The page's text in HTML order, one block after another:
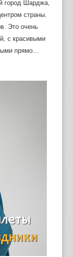
город Шарджа,
страны.
Это очень
с красивыми
прямо…